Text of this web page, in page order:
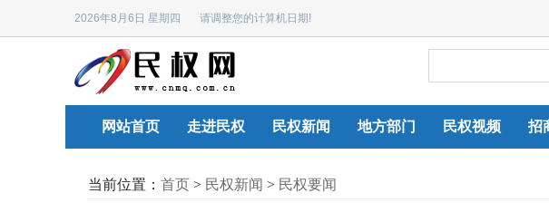
2026年8月6日 星期四 请调整您的计算机日期!
网站首页 走进民权 民权新闻 地方部门 民权视频 招
当前位置： 首页 > 民权新闻 > 民权要闻